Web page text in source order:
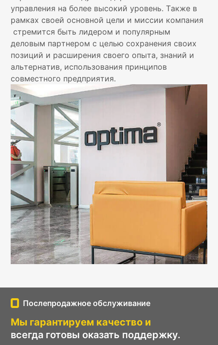
управления на более высокий уровень. Также в
рамках своей основной цели и миссии компания
стремится быть лидером и популярным
деловым партнером с целью сохранения своих
позиций и расширения своего опыта, знаний и
альтернатив, использования принципов
совместного предприятия.
Послепродажное обслуживание
Мы гарантируем качество и
всегда готовы оказать поддержку.